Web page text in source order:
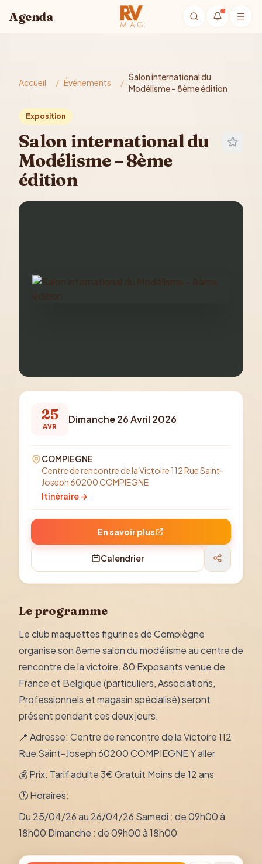
Agenda
Accueil / Événements /
Salon international du
Modélisme – 8ème édition
Exposition
Salon international du
Modélisme – 8ème
édition
25
AVR
Dimanche 26 Avril 2026
COMPIEGNE
Centre de rencontre de la Victoire 112 Rue Saint-
Joseph 60200 COMPIEGNE
Itinéraire →
En savoir plus
Calendrier
Le programme
Le club maquettes figurines de Compiègne
organise son 8eme salon du modélisme au centre de
rencontre de la victoire. 80 Exposants venue de
France et Belgique (particuliers, Associations,
Professionnels et magasin spécialisé) seront
présent pendant ces deux jours.
📍 Adresse: Centre de rencontre de la Victoire 112
Rue Saint-Joseph 60200 COMPIEGNE Y aller
💰 Prix: Tarif adulte 3€ Gratuit Moins de 12 ans
🕐 Horaires:
Du 25/04/26 au 26/04/26 Samedi : de 09h00 à
18h00 Dimanche : de 09h00 à 18h00